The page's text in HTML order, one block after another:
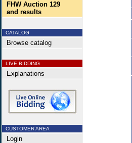
FHW Auction 129
and results
CATALOG
Browse catalog
LIVE BIDDING
Explanations
CUSTOMER AREA
Login